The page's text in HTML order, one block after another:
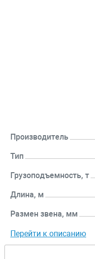
Производитель
Тип
Грузоподъемность, т
Длина, м
Размен звена, мм
Перейти к описанию